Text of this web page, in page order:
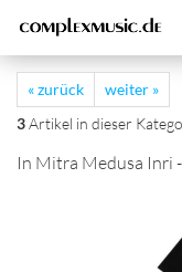
« zurück
weiter »
3Artikel in dieser
In Mitra Medusa Inri